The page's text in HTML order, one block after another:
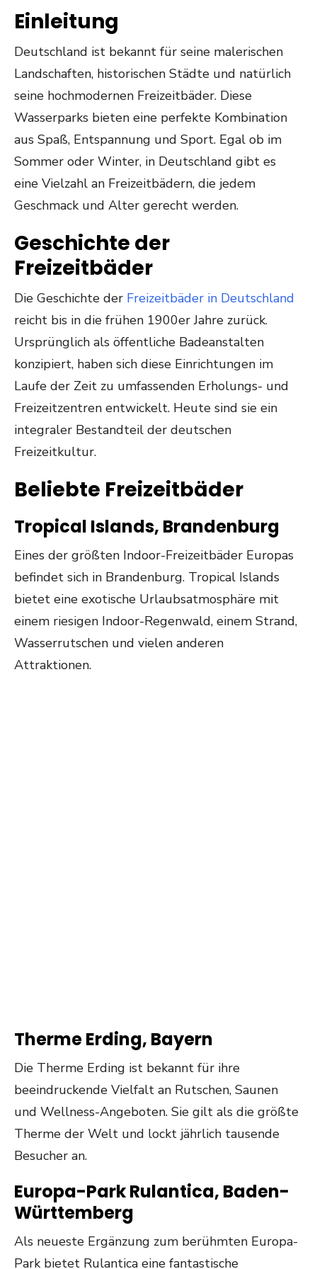
Einleitung
Deutschland ist bekannt für seine malerischen
Landschaften, historischen Städte und natürlich
seine hochmodernen Freizeitbäder. Diese
Wasserparks bieten eine perfekte Kombination
aus Spaß, Entspannung und Sport. Egal ob im
Sommer oder Winter, in Deutschland gibt es
eine Vielzahl an Freizeitbädern, die jedem
Geschmack und Alter gerecht werden.
Geschichte der
Freizeitbäder
Die Geschichte der Freizeitbäder in Deutschland
reicht bis in die frühen 1900er Jahre zurück.
Ursprünglich als öffentliche Badeanstalten
konzipiert, haben sich diese Einrichtungen im
Laufe der Zeit zu umfassenden Erholungs- und
Freizeitzentren entwickelt. Heute sind sie ein
integraler Bestandteil der deutschen
Freizeitkultur.
Beliebte Freizeitbäder
Tropical Islands, Brandenburg
Eines der größten Indoor-Freizeitbäder Europas
befindet sich in Brandenburg. Tropical Islands
bietet eine exotische Urlaubsatmosphäre mit
einem riesigen Indoor-Regenwald, einem Strand,
Wasserrutschen und vielen anderen
Attraktionen.
Therme Erding, Bayern
Die Therme Erding ist bekannt für ihre
beeindruckende Vielfalt an Rutschen, Saunen
und Wellness-Angeboten. Sie gilt als die größte
Therme der Welt und lockt jährlich tausende
Besucher an.
Europa-Park Rulantica, Baden-
Württemberg
Als neueste Ergänzung zum berühmten Europa-
Park bietet Rulantica eine fantastische